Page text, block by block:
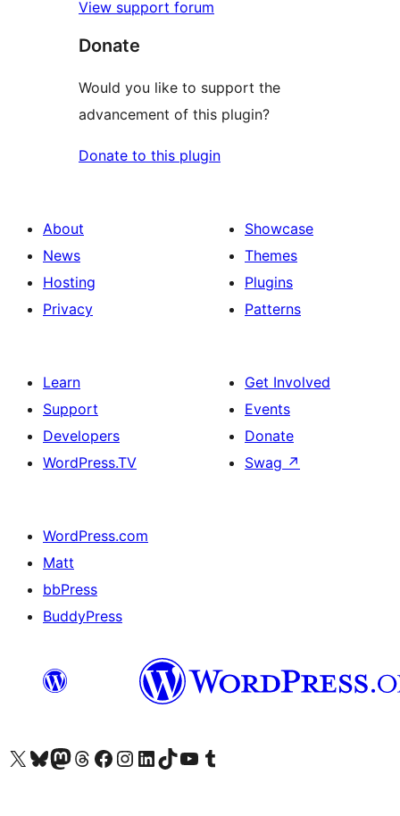
View support forum
Donate
Would you like to support the
advancement of this plugin?
Donate to this plugin
About
News
Hosting
Privacy
Showcase
Themes
Plugins
Patterns
Learn
Support
Developers
WordPress.TV
Get Involved
Events
Donate
Swag ↗
WordPress.com
Matt
bbPress
BuddyPress
Visit our X (formerly Twitter) account
Visit our Bluesky account
Visit our Mastodon account
Visit our Threads account
Visit our Facebook page
Visit our Instagram account
Visit our LinkedIn account
Visit our TikTok account
Visit our YouTube channel
Visit our Tumblr account